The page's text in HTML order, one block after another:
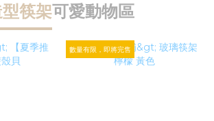
筷架可愛動物區
數量有限，即將完售